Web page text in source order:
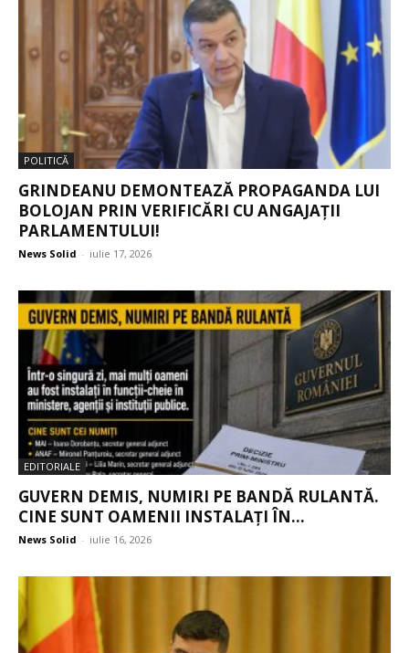
POLITICĂ
GRINDEANU DEMONTEAZĂ PROPAGANDA LUI
BOLOJAN PRIN VERIFICĂRI CU ANGAJAȚII
PARLAMENTULUI!
News Solid - iulie 17, 2026
EDITORIALE
GUVERN DEMIS, NUMIRI PE BANDĂ RULANTĂ.
CINE SUNT OAMENII INSTALAȚI ÎN...
News Solid - iulie 16, 2026